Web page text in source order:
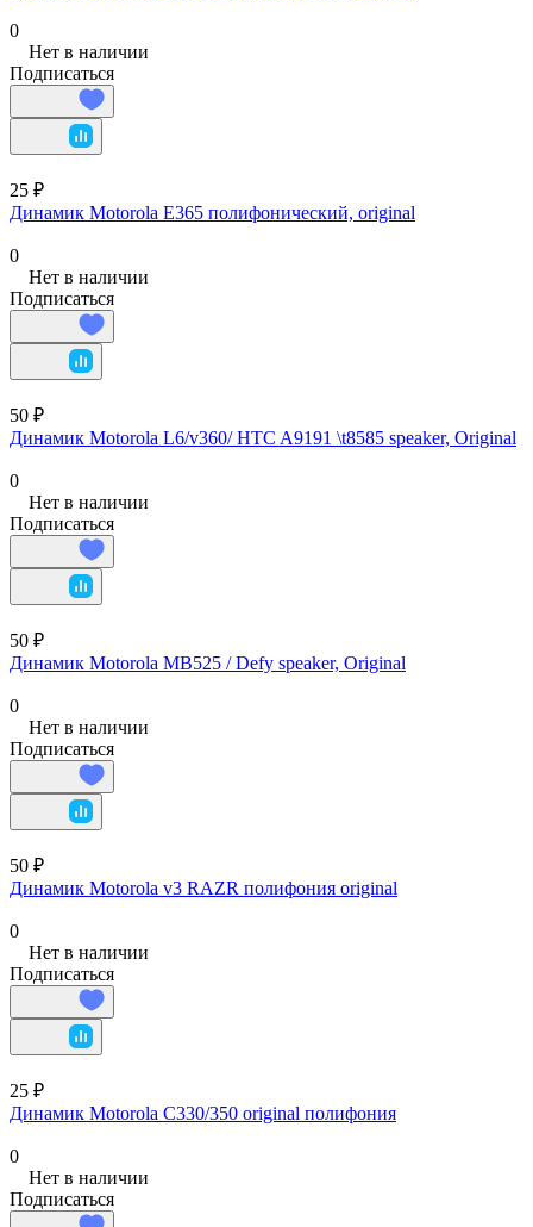
0
Нет в наличии
Подписаться
25 ₽
Динамик Motorola E365 полифонический, original
0
Нет в наличии
Подписаться
50 ₽
Динамик Motorola L6/v360/ HTC A9191 \t8585 speaker, Original
0
Нет в наличии
Подписаться
50 ₽
Динамик Motorola MB525 / Defy speaker, Original
0
Нет в наличии
Подписаться
50 ₽
Динамик Motorola v3 RAZR полифония original
0
Нет в наличии
Подписаться
25 ₽
Динамик Motorola C330/350 original полифония
0
Нет в наличии
Подписаться